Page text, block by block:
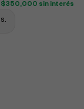
$350,000 sin interés